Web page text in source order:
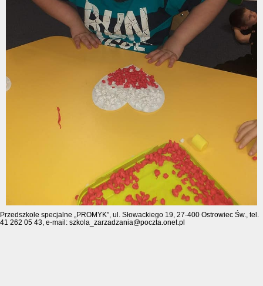
Przedszkole specjalne „PROMYK”, ul. Słowackiego 19, 27-400 Ostrowiec Św., tel.
41 262 05 43, e-mail: szkola_zarzadzania@poczta.onet.pl